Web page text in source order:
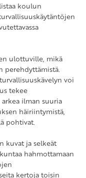
koulun
ulottuville, mikä
perehdyttämistä.
voi
tekee
ilman suuria
häiriintymistä,
pohtivat.
kuvat ja selkeät
hahmottamaan
kertoja toisin